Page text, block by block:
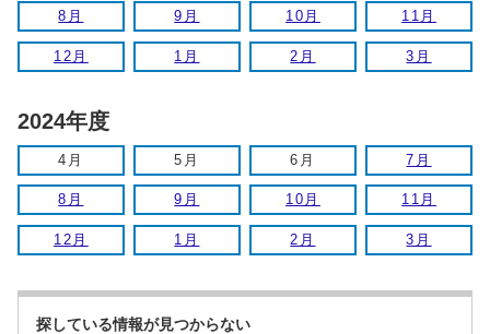
8月 9月 10月 11月
12月 1月 2月 3月
2024年度
4月 5月 6月 7月
8月 9月 10月 11月
12月 1月 2月 3月
探している情報が見つからない